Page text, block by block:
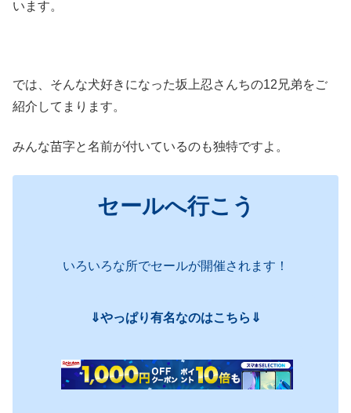
います。
では、そんな犬好きになった坂上忍さんちの12兄弟をご
紹介してまります。
みんな苗字と名前が付いているのも独特ですよ。
セールへ行こう
いろいろな所でセールが開催されます！
⇓やっぱり有名なのはこちら⇓